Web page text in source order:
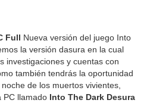
Full Nueva versión del juego Into
la versión dasura en la cual
investigaciones y cuentas con
también tendrás la oportunidad
de los muertos vivientes,
PC llamadoInto The Dark Desura